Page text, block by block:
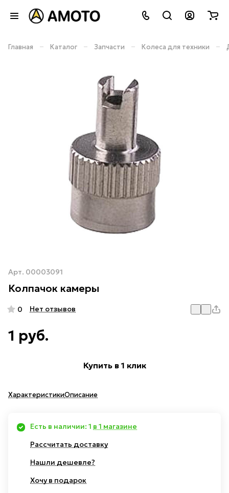
Главная – Каталог – Запчасти – Колеса для техники –
Арт. 00003091
Колпачок камеры
0 Нет отзывов
1 руб.
Купить в 1 клик
ХарактеристикиОписание
Есть в наличии: 1 в 1 магазине
Рассчитать доставку
Нашли дешевле?
Хочу в подарок